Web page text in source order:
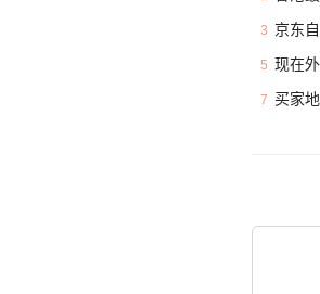
3 京东
5 现在
7 买家